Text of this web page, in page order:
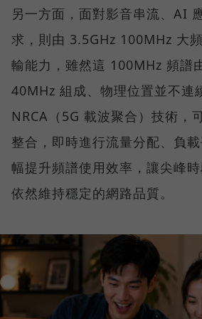
另一方面，面對影音串流、AI
求，則由 3.5GHz 100MHz 大
輸能力，雖然這 100MHz 頻譜
40MHz 組成、物理位置並不連
NRCA（5G 載波聚合）技術，
整合，即時進行流量分配、負
幅提升頻譜使用效率，讓尖峰
依然維持穩定的網路品質。